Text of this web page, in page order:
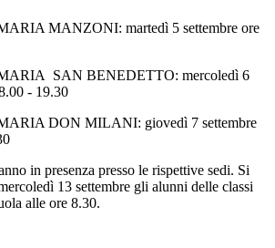
MANZONI: martedì 5 settembre ore
SAN BENEDETTO: mercoledì 6
- 19.30
DON MILANI: giovedì 7 settembre
in presenza presso le rispettive sedi. Si
13 settembre gli alunni delle classi
alle ore 8.30.